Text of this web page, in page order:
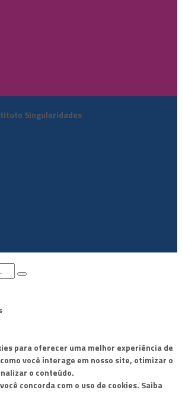
Singularidades
para oferecer uma melhor experiência de
você interage em nosso site, otimizar o
o conteúdo.
concorda com o uso de cookies. Saiba